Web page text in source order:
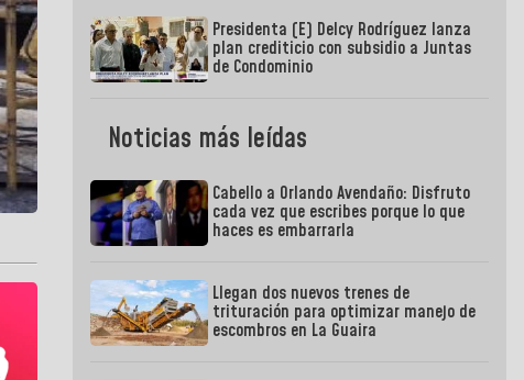
Presidenta (E) Delcy Rodríguez lanza
plan crediticio con subsidio a Juntas
de Condominio
Noticias más leídas
Cabello a Orlando Avendaño: Disfruto
cada vez que escribes porque lo que
haces es embarrarla
Llegan dos nuevos trenes de
trituración para optimizar manejo de
escombros en La Guaira